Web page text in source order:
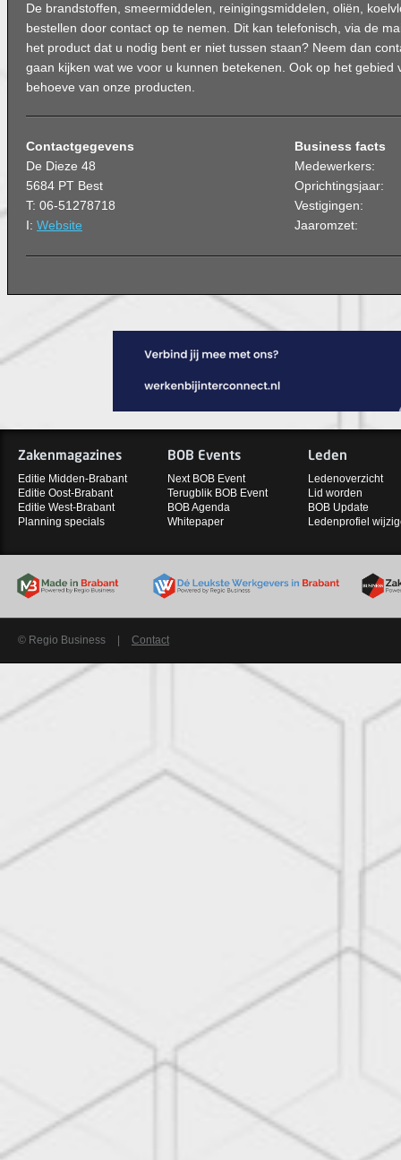
De brandstoffen, smeermiddelen, reinigingsmiddelen, oliën,
bestellen door contact op te nemen. Dit kan telefonisch, via de
het product dat u nodig bent er niet tussen staan? Neem dan
gaan kijken wat we voor u kunnen betekenen. Ook op het gebied
behoeve van onze producten.
Contactgegevens
De Dieze 48
5684 PT Best
T: 06-51278718
I: Website
Business facts
Medewerkers:
Oprichtingsjaar:
Vestigingen:
Jaaromzet:
Zakenmagazines
Editie Midden-Brabant
Editie Oost-Brabant
Editie West-Brabant
Planning specials
BOB Events
Next BOB Event
Terugblik BOB Event
BOB Agenda
Whitepaper
Leden
Ledenoverzicht
Lid worden
BOB Update
Ledenprofiel
© Regio Business Contact